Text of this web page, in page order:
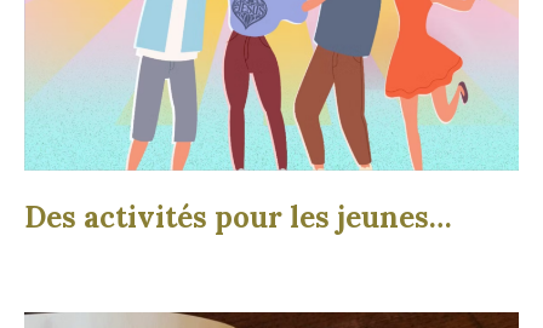
Des activités pour les jeunes…